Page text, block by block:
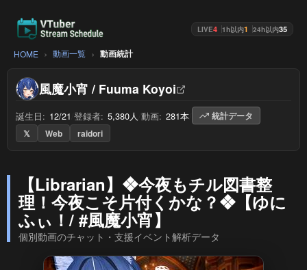
LIVE4 1h以内1 24h以内35
HOME 動画一覧 動画統計
風魔小宵 / Fuuma Koyoi
誕生日: 12/21 登録者: 5,380人 動画: 281本
統計データ
𝕏
Web raidori
【Librarian】❖今夜もチル図書整
理！今夜こそ片付くかな？❖【ゆに
ふぃ！/ #風魔小宵】
個別動画のチャット・支援イベント解析データ